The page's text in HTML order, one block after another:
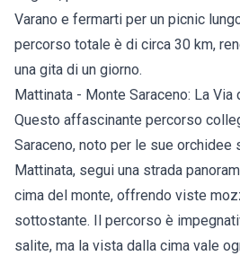
Varano e fermarti per un picnic
percorso totale è di circa 30 km,
una gita di un giorno.
Mattinata - Monte Saraceno: La Via
Questo affascinante percorso
Saraceno, noto per le sue orchidee
Mattinata, segui una strada
cima del monte, offrendo viste
sottostante. Il percorso è
salite, ma la vista dalla cima vale